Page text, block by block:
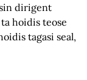
dirigent
hoidis teose
tagasi seal,